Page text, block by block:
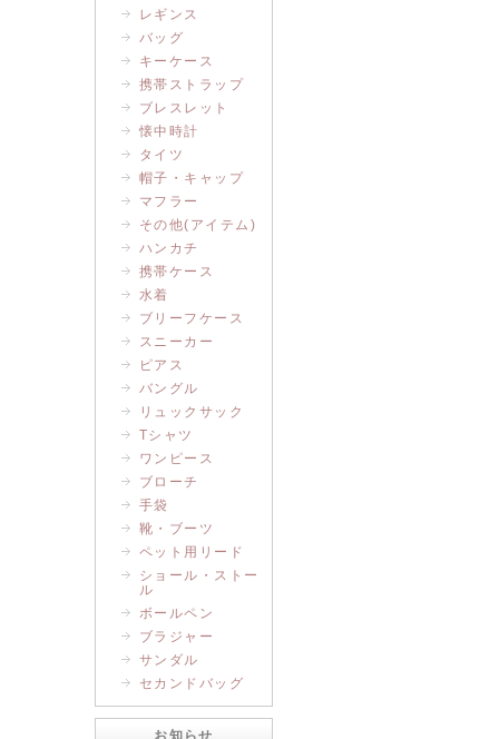
レギンス
バッグ
キーケース
携帯ストラップ
ブレスレット
懐中時計
タイツ
帽子・キャップ
マフラー
その他(アイテム)
ハンカチ
携帯ケース
水着
ブリーフケース
スニーカー
ピアス
バングル
リュックサック
Tシャツ
ワンピース
ブローチ
手袋
靴・ブーツ
ペット用リード
ショール・ストー
ル
ボールペン
ブラジャー
サンダル
セカンドバッグ
お知らせ